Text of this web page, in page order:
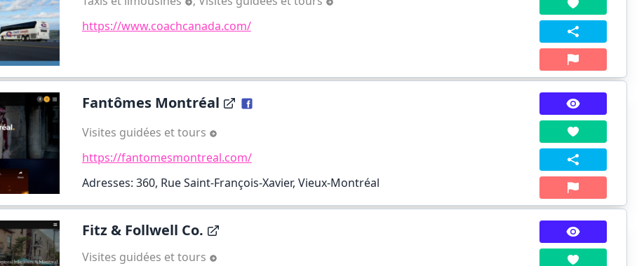
https://www.coachcanada.com/
Fantômes Montréal
Visites guidées et tours
https://fantomesmontreal.com/
Adresses: 360, Rue Saint-François-Xavier, Vieux-Montréal
Fitz & Follwell Co.
Visites guidées et tours